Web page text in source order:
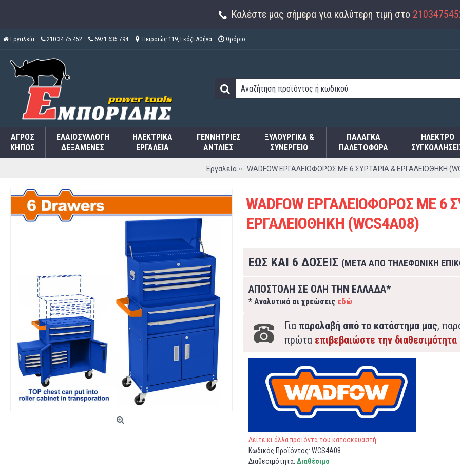
Καλέστε μας σήμερα για καλύτερη τιμή στο
Εργαλεία 210 34 75 452 6971 635 794 Πειραιώς 119, Γκάζι Αθήνα Ωράριο
ΑΓΡΌΣ
ΚΉΠΟΣ
ΕΛΑΙΟΣΥΛΛΟΓΉ
ΔΕΞΑΜΕΝΈΣ
ΗΛΕΚΤΡΙΚΆ
ΕΡΓΑΛΕΊΑ
ΓΕΝΝΉΤΡΙΕΣ
ΑΝΤΛΊΕΣ
ΞΥΛΟΥΡΓΙΚΑ &
ΣΥΝΕΡΓΕΙΟ
ΠΑΛΆΓΚΑ
ΠΑΛΕΤΟΦΌΡΑ
ΗΛΕΚΤΡΟ
Εργαλεία WADFOW ΕΡΓΑΛΕΙΟΦΟΡΟΣ ΜΕ 6 ΣΥΡΤΑΡΙΑ & ΕΡΓΑΛΕΙΟΘΗΚΗ
WADFOW ΕΡΓΑΛΕΙΟΦΟΡΟΣ ΜΕ 6
ΕΡΓΑΛΕΙΟΘΗΚΗ (WCS4A08)
ΕΩΣ ΚΑΙ 6 ΔΟΣΕΙΣ (ΜΕΤΑ ΑΠΟ ΤΗΛΕΦΩΝΙΚΗ
ΑΠΟΣΤΟΛΗ ΣΕ ΟΛΗ ΤΗΝ ΕΛΛΑΔΑ*
* Αναλυτικά οι χρεώσεις εδώ
Για παραλαβή από το κατάστημα μας,
πρώτα επιβεβαιώστε την διαθεσιμότητα
Δείτε κι άλλα προϊόντα του κατασκευαστή
Κωδικός Προϊόντος: WCS4A08
Διαθεσιμότητα: Διαθέσιμο